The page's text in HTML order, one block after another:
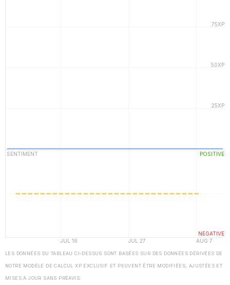
LES DONNÉES DU TABLEAU CI-DESSUS SONT BASÉES SUR DES DONNÉES DÉRIVÉES DE
NOTRE MODÈLE DE CALCUL XP EXCLUSIF ET PEUVENT ÊTRE MODIFIÉES, AJUSTÉES ET
MISES À JOUR SANS PRÉAVIS.